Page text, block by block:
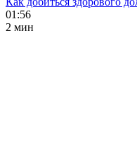
01:56
2 мин